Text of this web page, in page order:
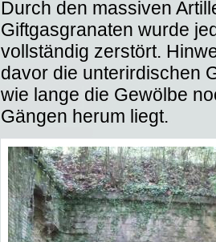
Durch den massiven
Giftgasgranaten wurde
vollständig zerstört.
davor die unterirdischen
wie lange die Gewölbe
Gängen herum liegt.